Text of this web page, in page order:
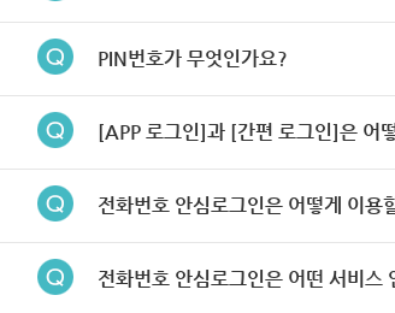
PIN번호가 무엇인가요?
[APP 로그인]과 [간편 로그인]은 어
전화번호 안심로그인은 어떻게 이용
전화번호 안심로그인은 어떤 서비스